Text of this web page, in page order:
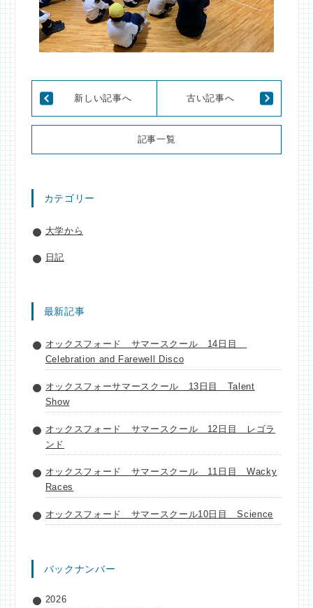
新しい記事へ
記事一覧
古い記事へ
カテゴリー
大学から
日記
最新記事
オックスフォード サマースクール 14日目
Celebration and Farewell Disco
オックスフォーサマースクール 13日目 Talent
Show
オックスフォード サマースクール 12日目 レゴラ
ンド
オックスフォード サマースクール 11日目 Wacky
Races
オックスフォード サマースクール10日目 Science
バックナンバー
2026